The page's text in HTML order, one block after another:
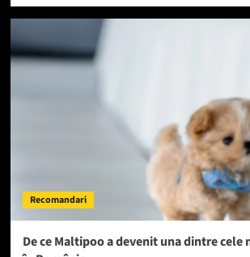
Recomandari
De ce Maltipoo a devenit una dintre cele